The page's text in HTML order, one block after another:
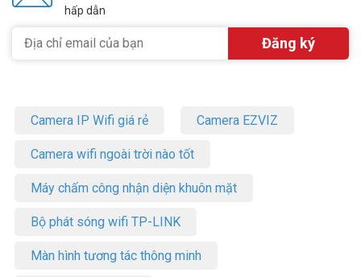
hấp dẫn
Camera IP Wifi giá rẻ Camera EZVIZ
Camera wifi ngoài trời nào tốt
Máy chấm công nhận diện khuôn mặt
Bộ phát sóng wifi TP-LINK
Màn hình tương tác thông minh